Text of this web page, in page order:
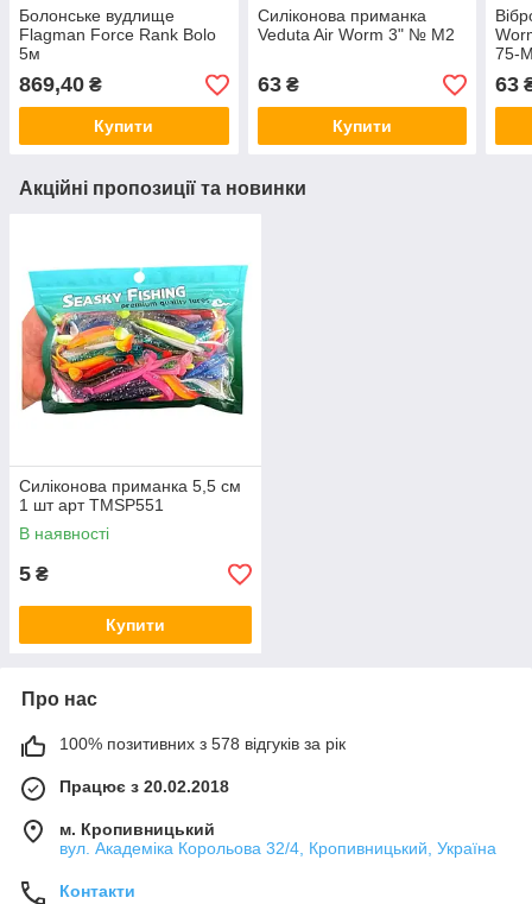
Болонське вудлище
Flagman Force Rank Bolo
5м
869,40 ₴
Купити
Силіконова приманка
Veduta Air Worm 3" № M2
63₴
Купити
75-
63
Акційні пропозиції та новинки
Силіконова приманка 5,5 см
1 шт арт TMSP551
В наявності
5 ₴
Купити
Про нас
100% позитивних з 578 відгуків за рік
Працює з 20.02.2018
м. Кропивницький
вул. Академіка Корольова 32/4, Кропивницький, Україна
Контакти